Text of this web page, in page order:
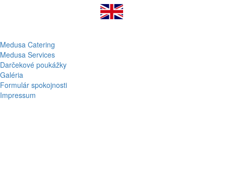
Medusa Catering
Medusa Services
Darčekové poukážky
Galéria
Formulár spokojnosti
Impressum